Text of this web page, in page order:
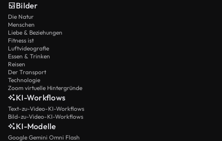
Bilder
Die Natur
Menschen
Liebe & Beziehungen
Fitness ist
Luftvideografie
Essen & Trinken
Reisen
Der Transport
Technologie
Zoom virtuelle Hintergründe
KI-Workflows
Text-zu-Video-KI-Workflows
Bild-zu-Video-KI-Workflows
KI-Modelle
Google Gemini Omni Flash